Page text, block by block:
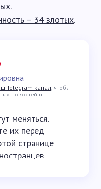
.
– 34 злотых.
Telegram-канал, чтобы
новостей и
меняться.
их перед
странице